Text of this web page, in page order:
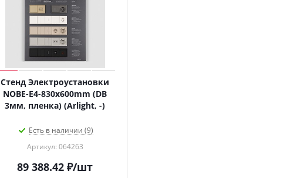
Стенд Электроустановки
NOBE-E4-830x600mm (DB
3мм, пленка) (Arlight, -)
Есть в наличии (9)
Артикул: 064263
89 388.42 ₽/шт